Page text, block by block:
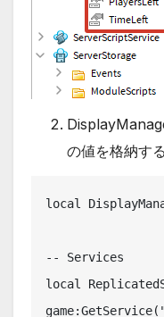
の値を格納す
local
-- Services
local